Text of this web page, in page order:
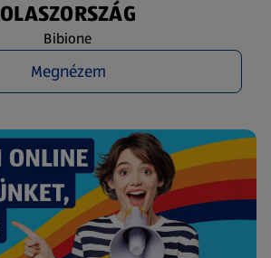
OLASZORSZÁG
Bibione
Megnézem